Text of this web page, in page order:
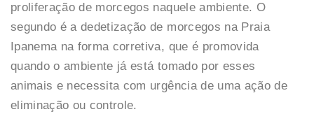
proliferação de morcegos naquele ambiente. O
segundo é a dedetização de morcegos na Praia
Ipanema na forma corretiva, que é promovida
quando o ambiente já está tomado por esses
animais e necessita com urgência de uma ação de
eliminação ou controle.